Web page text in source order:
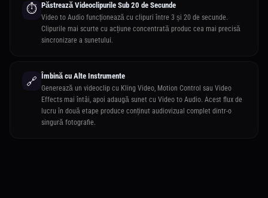
⏱️ Păstrează Videoclipurile Sub 20 de Secunde
Video to Audio funcționează cu clipuri între 3 și 20 de secunde.
Clipurile mai scurte cu acțiune concentrată produc cea mai precisă
sincronizare a sunetului.
🔗 Îmbină cu Alte Instrumente
Generează un videoclip cu Kling Video, Motion Control sau Video
Effects mai întâi, apoi adaugă sunet cu Video to Audio. Acest flux de
lucru în două etape produce conținut audiovizual complet dintr-o
singură fotografie.